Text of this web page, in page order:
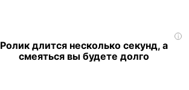
i
Ролик длится несколько секунд, а
смеяться вы будете долго